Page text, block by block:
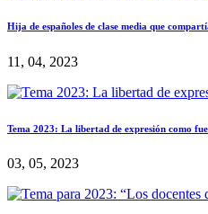
Hija de españoles de clase media que
11, 04, 2023
Tema 2023: La libertad de expresión como
03, 05, 2023